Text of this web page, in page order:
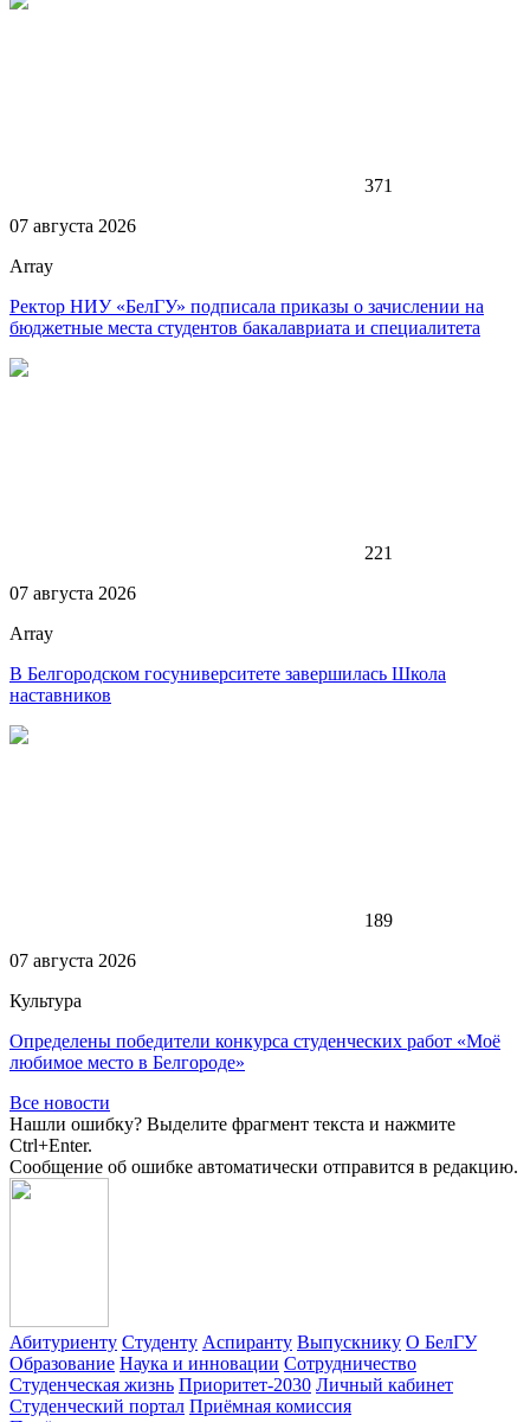
371
07 августа 2026
Array
Ректор НИУ «БелГУ» подписала приказы о зачислении на
бюджетные места студентов бакалавриата и специалитета
221
07 августа 2026
Array
В Белгородском госуниверситете завершилась Школа
наставников
189
07 августа 2026
Культура
Определены победители конкурса студенческих работ «Моё
любимое место в Белгороде»
Все новости
Нашли ошибку? Выделите фрагмент текста и нажмите
Ctrl+Enter.
Сообщение об ошибке автоматически отправится в редакцию.
Абитуриенту Студенту Аспиранту Выпускнику О БелГУ
Образование Наука и инновации Сотрудничество
Студенческая жизнь Приоритет-2030 Личный кабинет
Студенческий портал Приёмная комиссия